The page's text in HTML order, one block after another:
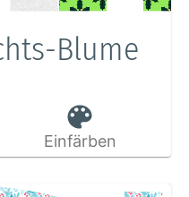
Blume
Einfärben